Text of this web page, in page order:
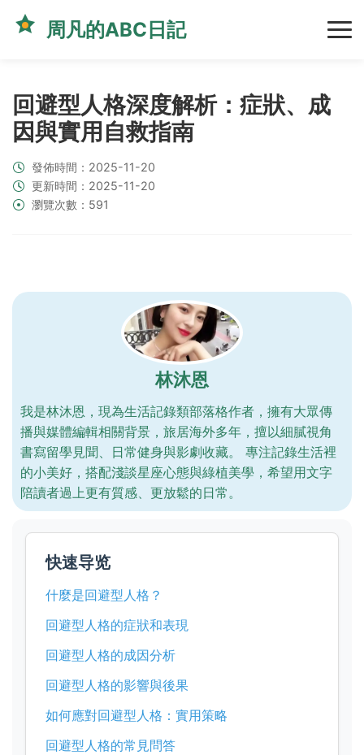
周凡的ABC日記
回避型人格深度解析：症狀、成
因與實用自救指南
發佈時間：2025-11-20
更新時間：2025-11-20
瀏覽次數：591
林沐恩
我是林沐恩，現為生活記錄類部落格作者，擁有大眾傳
播與媒體編輯相關背景，旅居海外多年，擅以細膩視角
書寫留學見聞、日常健身與影劇收藏。 專注記錄生活裡
的小美好，搭配淺談星座心態與綠植美學，希望用文字
陪讀者過上更有質感、更放鬆的日常。
快速导览
什麼是回避型人格？
回避型人格的症狀和表現
回避型人格的成因分析
回避型人格的影響與後果
如何應對回避型人格：實用策略
回避型人格的常見問答